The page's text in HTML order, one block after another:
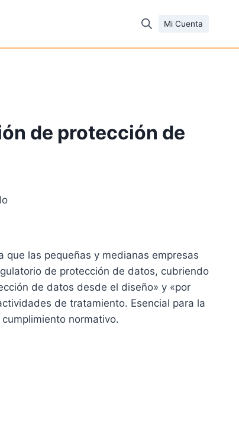
Mi Cuenta
de protección de
que las pequeñas y medianas empresas
de protección de datos, cubriendo
de datos desde el diseño» y «por
de tratamiento. Esencial para la
normativo.